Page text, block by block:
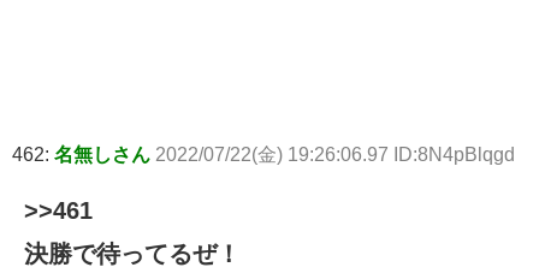
462: 名無しさん 2022/07/22(金) 19:26:06.97 ID:8N4pBlqgd
>>461
決勝で待ってるぜ！